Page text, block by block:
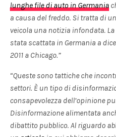
lunghe file di auto in Germania
a causa del freddo. Si tratta di
veicola una notizia infondata.
stata scattata in Germania a
2011 a Chicago.”
“Queste sono tattiche che
settori. È un tipo di
consapevolezza dell’opinione
Disinformazione alimentata
dibattito pubblico. Al riguardo